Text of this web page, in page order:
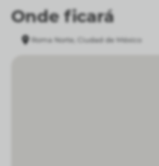
Onde ficará
Roma Norte, Ciudad de México